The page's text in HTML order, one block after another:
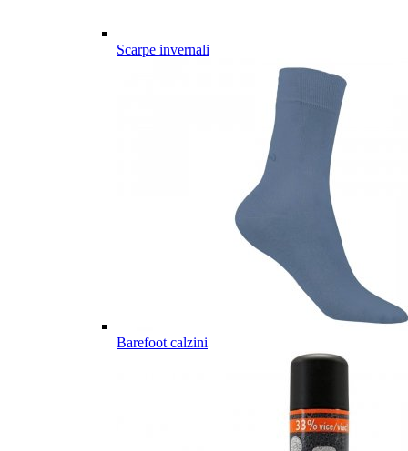
Scarpe invernali
Barefoot calzini